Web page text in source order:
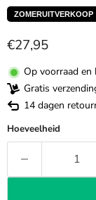
ZOMERUITVERKOOP
€27,95
Op voorraad en
Gratis
14 dagen
Hoeveelheid